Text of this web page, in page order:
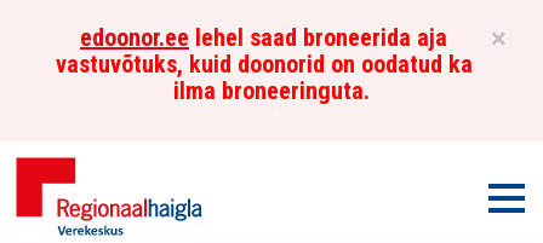
×
edoonor.ee lehel saad broneerida aja
vastuvõtuks, kuid doonorid on oodatud ka
ilma broneeringuta.